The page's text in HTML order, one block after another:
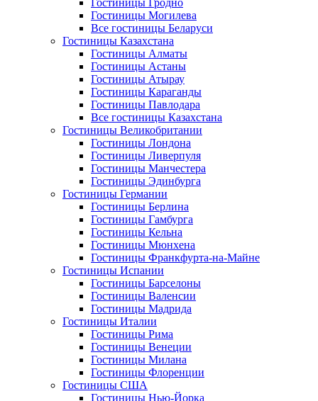
Гостиницы Гродно
Гостиницы Могилева
Все гостиницы Беларуси
Гостиницы Казахстана
Гостиницы Алматы
Гостиницы Астаны
Гостиницы Атырау
Гостиницы Караганды
Гостиницы Павлодара
Все гостиницы Казахстана
Гостиницы Великобритании
Гостиницы Лондона
Гостиницы Ливерпуля
Гостиницы Манчестера
Гостиницы Эдинбурга
Гостиницы Германии
Гостиницы Берлина
Гостиницы Гамбурга
Гостиницы Кельна
Гостиницы Мюнхена
Гостиницы Франкфурта-на-Майне
Гостиницы Испании
Гостиницы Барселоны
Гостиницы Валенсии
Гостиницы Мадрида
Гостиницы Италии
Гостиницы Рима
Гостиницы Венеции
Гостиницы Милана
Гостиницы Флоренции
Гостиницы США
Гостиницы Нью-Йорка